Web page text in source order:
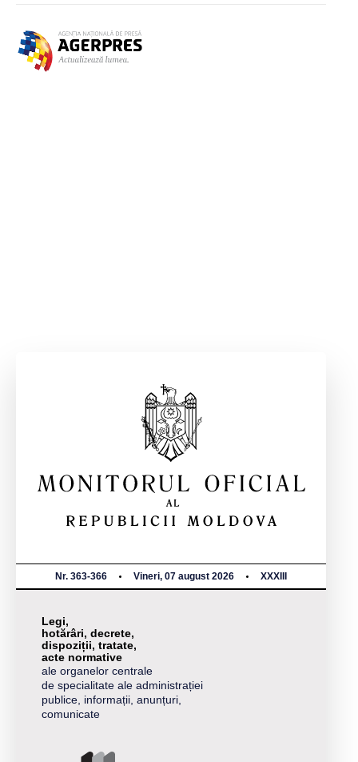
Nr. 363-366 Vineri, 07 august 2026 XXXIII
Legi,
hotărâri, decrete,
dispoziții, tratate,
acte normative
ale organelor centrale
de specialitate ale administrației
publice, informații, anunțuri,
comunicate